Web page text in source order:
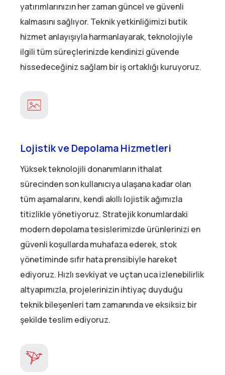
yatırımlarınızın her zaman güncel ve güvenli
kalmasını sağlıyor. Teknik yetkinliğimizi butik
hizmet anlayışıyla harmanlayarak, teknolojiyle
ilgili tüm süreçlerinizde kendinizi güvende
hissedeceğiniz sağlam bir iş ortaklığı kuruyoruz.
Lojistik ve Depolama Hizmetleri
Yüksek teknolojili donanımların ithalat
sürecinden son kullanıcıya ulaşana kadar olan
tüm aşamalarını, kendi akıllı lojistik ağımızla
titizlikle yönetiyoruz. Stratejik konumlardaki
modern depolama tesislerimizde ürünlerinizi en
güvenli koşullarda muhafaza ederek, stok
yönetiminde sıfır hata prensibiyle hareket
ediyoruz. Hızlı sevkiyat ve uçtan uca izlenebilirlik
altyapımızla, projelerinizin ihtiyaç duyduğu
teknik bileşenleri tam zamanında ve eksiksiz bir
şekilde teslim ediyoruz.